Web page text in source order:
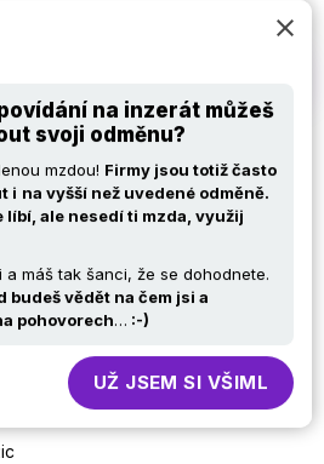
–
práce
místě.
na inzerát můžeš
svoji odměnu?
mzdou! Firmy jsou totiž často
i na vyšší než uvedené odměně.
líbí, ale nesedí ti mzda, využij
a máš tak šanci, že se dohodnete.
budeš vědět na čem jsi a
pohovorech… :-)
UŽ JSEM SI VŠIML